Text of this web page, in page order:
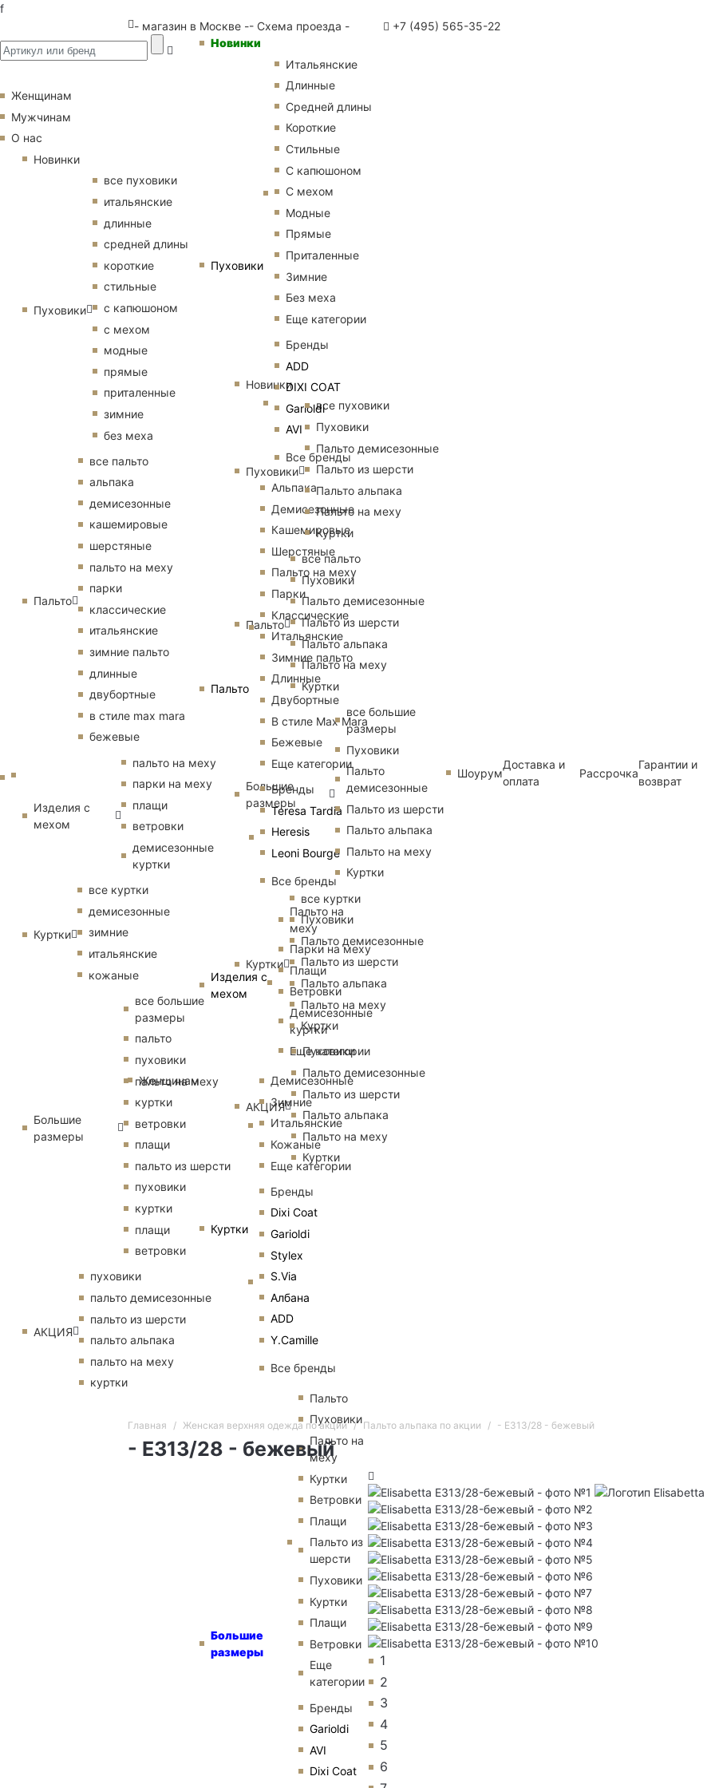
f
- магазин в Москве -- Схема проезда - +7 (495) 565-35-22
Женщинам
Новинки
Пуховики
Итальянские
Длинные
Средней длины
Короткие
Стильные
С капюшоном
С мехом
Модные
Прямые
Приталенные
Зимние
Без меха
Еще категории
Бренды
ADD
DIXI COAT
Garioldi
AVI
Все бренды
Пальто
Альпака
Демисезонные
Кашемировые
Шерстяные
Пальто на меху
Парки
Классические
Итальянские
Зимние пальто
Длинные
Двубортные
В стиле Max Mara
Бежевые
Еще категории
Бренды
Teresa Tardia
Heresis
Leoni Bourge
Все бренды
Изделия с
мехом
Пальто на
меху
Парки на меху
Плащи
Ветровки
Демисезонные
куртки
Еще категории
Куртки
Демисезонные
Зимние
Итальянские
Кожаные
Еще категории
Бренды
Dixi Coat
Garioldi
Stylex
S.Via
Албана
ADD
Y.Camille
Все бренды
Большие
размеры
Пальто
Пуховики
Пальто на
меху
Куртки
Ветровки
Плащи
Пальто из
шерсти
Пуховики
Куртки
Плащи
Ветровки
Еще
категории
Бренды
Garioldi
AVI
Dixi Coat
Женщинам
Мужчинам
О нас
Новинки
Пуховики
все пуховики
итальянские
длинные
средней длины
короткие
стильные
с капюшоном
с мехом
модные
прямые
приталенные
зимние
без меха
Пальто
все пальто
альпака
демисезонные
кашемировые
шерстяные
пальто на меху
парки
классические
итальянские
зимние пальто
длинные
двубортные
в стиле max mara
бежевые
Изделия с
мехом
пальто на меху
парки на меху
плащи
ветровки
демисезонные
куртки
Куртки
все куртки
демисезонные
зимние
итальянские
кожаные
Большие
размеры
все большие
размеры
пальто
пуховики
пальто на меху
куртки
ветровки
плащи
пальто из шерсти
пуховики
куртки
плащи
ветровки
АКЦИЯ
пуховики
пальто демисезонные
пальто из шерсти
пальто альпака
пальто на меху
куртки
Новинки
Пуховики
все пуховики
Пуховики
Пальто демисезонные
Пальто из шерсти
Пальто альпака
Пальто на меху
Куртки
Пальто
все пальто
Пуховики
Пальто демисезонные
Пальто из шерсти
Пальто альпака
Пальто на меху
Куртки
Большие
размеры
все большие
размеры
Пуховики
Пальто
демисезонные
Пальто из шерсти
Пальто альпака
Пальто на меху
Куртки
Куртки
все куртки
Пуховики
Пальто демисезонные
Пальто из шерсти
Пальто альпака
Пальто на меху
Куртки
АКЦИЯ
Пуховики
Пальто демисезонные
Пальто из шерсти
Пальто альпака
Пальто на меху
Куртки
Шоурум
Доставка и
оплата
Рассрочка
Гарантии и
возврат
Главная Женская верхняя одежда по акции Пальто альпака по акции - E313/28 - бежевый
- E313/28 - бежевый
1
2
3
4
5
6